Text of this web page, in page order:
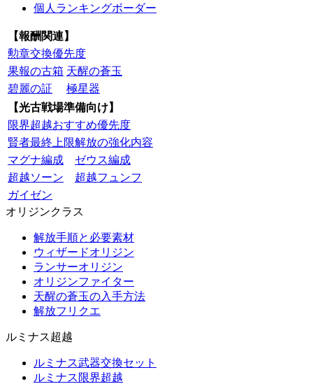
個人ランキングボーダー
【報酬関連】
勲章交換優先度
果報の古箱 天醒の蒼玉
碧麗の証
極星器
【光古戦場準備向け】
限界超越おすすめ優先度
賢者最終上限解放の強化内容
マグナ編成
ゼウス編成
超越ソーン
超越フュンフ
ガイゼン
オリジンクラス
解放手順と必要素材
ウィザードオリジン
ランサーオリジン
オリジンファイター
天醒の蒼玉の入手方法
解放フリクエ
ルミナス超越
ルミナス武器交換セット
ルミナス限界超越